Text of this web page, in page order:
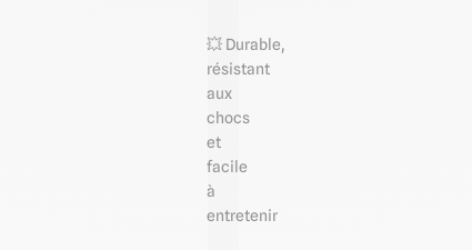
💥 Durable,
résistant
aux
chocs
et
facile
à
entretenir